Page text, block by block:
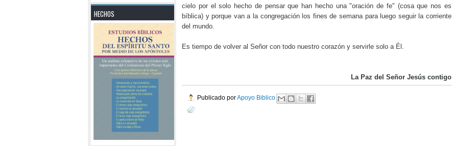
cielo por el solo hecho de pensar que han hecho una "oración de fe" (cosa que nos es
bíblica) y porque van a la congregación los fines de semana para luego seguir la corriente
del mundo.
Es tiempo de volver al Señor con todo nuestro corazón y servirle solo a Él.
La Paz del Señor Jesús contigo
Publicado por Apoyo Biblico
HECHOS